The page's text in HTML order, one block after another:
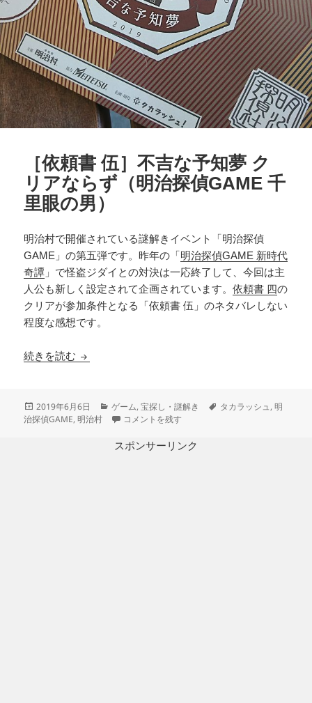
［依頼書 伍］不吉な予知夢 ク
リアならず（明治探偵GAME 千
里眼の男）
明治村で開催されている謎解きイベント「明治探偵
GAME」の第五弾です。昨年の「 明治探偵GAME 新時代
奇譚 」で怪盗ジダイとの対決は一応終了して、今回は主
人公も新しく設定されて企画されています。依頼書 四の
クリアが参加条件となる「依頼書 伍」のネタバレしない
程度な感想です。
続きを読む ［依頼書 伍］不吉な予知夢 クリアならず（明治
投
稿
2019年6月6日
カ
テ
リ
ゲーム,宝探し・謎解き
タ
タカラッシュ,明
治探偵GAME,明治村 ［依頼書 伍］不吉な予知夢 クリアならず（明治
コメントを残す
スポンサーリンク